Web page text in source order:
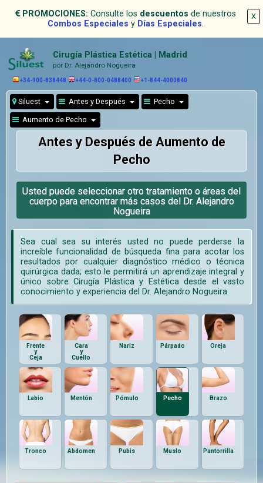
X
PROMOCIONES: Consulte los descuentos de nuestros
Combos Especiales y Días Especiales.
Cirugía Plástica Estética | Madrid
por Dr. Alejandro Nogueira
+34-900-838448 +44-0-800-0488400 +1-844-4000840
Siluest Antes y Después Pecho
Aumento de Pecho
Antes y Después de Aumento de
Pecho
Usted puede seleccionar otro tratamiento o áreas del
cuerpo para encontrar más casos del Dr. Alejandro
Nogueira
Sea cual sea su interés usted no puede perderse la
increíble funcionalidad de búsqueda fina para acotar los
resultados por cualquier diagnóstico médico o técnica
quirúrgica dada; esto le permitirá un aprendizaje integral y
único sobre Cirugía Plástica y Estética desde el vasto
conocimiento y experiencia del Dr. Alejandro Nogueira.
Frente
y
Ceja
Cara
y
Cuello
Nariz Párpado Oreja
Labio Mentón Pómulo Pecho Brazo
Tronco Abdomen Pubis Muslo Pantorrilla